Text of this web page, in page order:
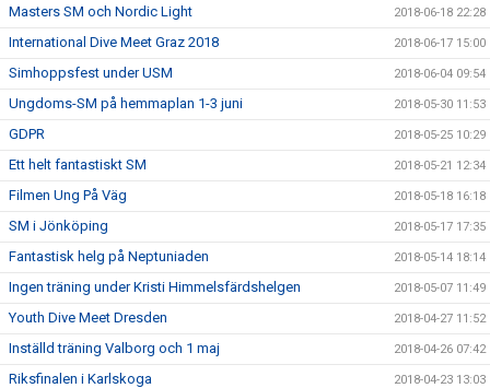
Masters SM och Nordic Light 2018-06-18 22:28
International Dive Meet Graz 2018 2018-06-17 15:00
Simhoppsfest under USM 2018-06-04 09:54
Ungdoms-SM på hemmaplan 1-3 juni 2018-05-30 11:53
GDPR 2018-05-25 10:29
Ett helt fantastiskt SM 2018-05-21 12:34
Filmen Ung På Väg 2018-05-18 16:18
SM i Jönköping 2018-05-17 17:35
Fantastisk helg på Neptuniaden 2018-05-14 18:14
Ingen träning under Kristi Himmelsfärdshelgen 2018-05-07 11:49
Youth Dive Meet Dresden 2018-04-27 11:52
Inställd träning Valborg och 1 maj 2018-04-26 07:42
Riksfinalen i Karlskoga 2018-04-23 13:03